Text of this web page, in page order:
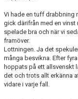
Vi hade en tuff drabbning
gick därifrån med en vinst
spelade bra och när vi
framöver.
Lottningen. Ja det
många besvikna. Efter
hoppats på ett allsvenskt
det och trots allt erkänna
vidare i varje fall.